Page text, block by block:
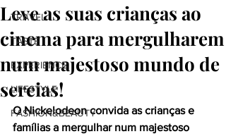
TRAVEL
TASTE
EXPERIENCE
LIFESTYLE
FASHION&BEAUTY
Leve as suas crianças ao
cinema para mergulharem
num majestoso mundo de
sereias!
O Nickelodeon convida as crianças e
famílias a mergulhar num majestoso